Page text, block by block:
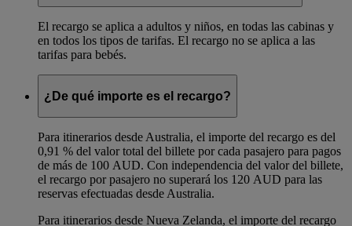
El recargo se aplica a adultos y niños, en todas las cabinas y
en todos los tipos de tarifas. El recargo no se aplica a las
tarifas para bebés.
¿De qué importe es el recargo?
Para itinerarios desde Australia, el importe del recargo es del
0,91 % del valor total del billete por cada pasajero para pagos
de más de 100 AUD. Con independencia del valor del billete,
el recargo por pasajero no superará los 120 AUD para las
reservas efectuadas desde Australia.
Para itinerarios desde Nueva Zelanda, el importe del recargo